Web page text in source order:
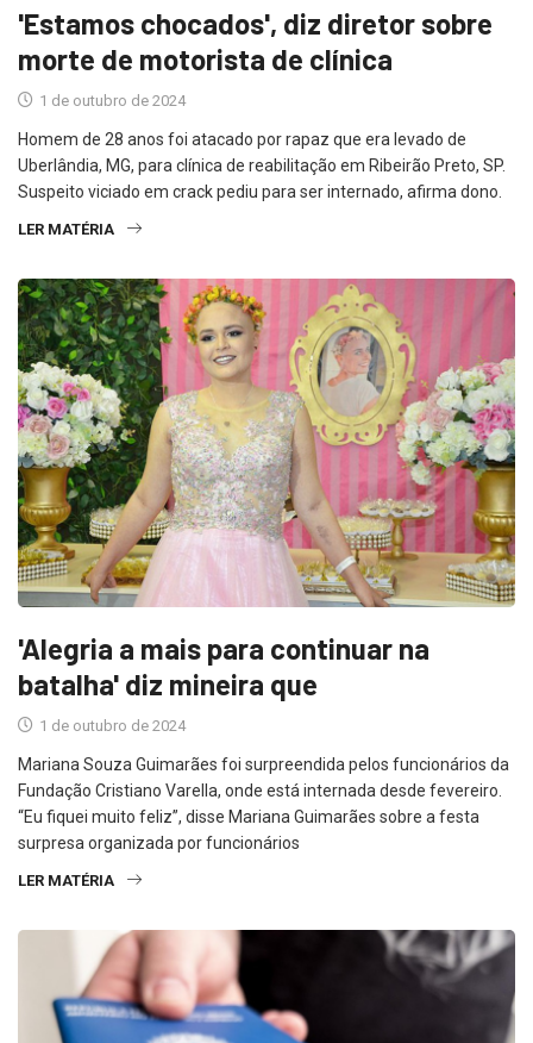
'Estamos chocados', diz diretor sobre
morte de motorista de clínica
1 de outubro de 2024
Homem de 28 anos foi atacado por rapaz que era levado de
Uberlândia, MG, para clínica de reabilitação em Ribeirão Preto, SP.
Suspeito viciado em crack pediu para ser internado, afirma dono.
LER MATÉRIA
'Alegria a mais para continuar na
batalha' diz mineira que
1 de outubro de 2024
Mariana Souza Guimarães foi surpreendida pelos funcionários da
Fundação Cristiano Varella, onde está internada desde fevereiro.
“Eu fiquei muito feliz”, disse Mariana Guimarães sobre a festa
surpresa organizada por funcionários
LER MATÉRIA